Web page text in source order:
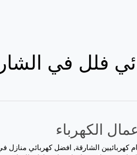
فلل في
كهربائيين ‫الشارقة, افضل كهربائي منازل